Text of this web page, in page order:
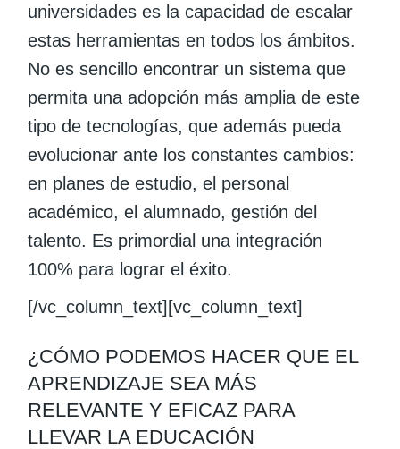
universidades es la capacidad de escalar
estas herramientas en todos los ámbitos.
No es sencillo encontrar un sistema que
permita una adopción más amplia de este
tipo de tecnologías, que además pueda
evolucionar ante los constantes cambios:
en planes de estudio, el personal
académico, el alumnado, gestión del
talento. Es primordial una integración
100% para lograr el éxito.
[/vc_column_text][vc_column_text]
¿CÓMO PODEMOS HACER QUE EL
APRENDIZAJE SEA MÁS
RELEVANTE Y EFICAZ PARA
LLEVAR LA EDUCACIÓN